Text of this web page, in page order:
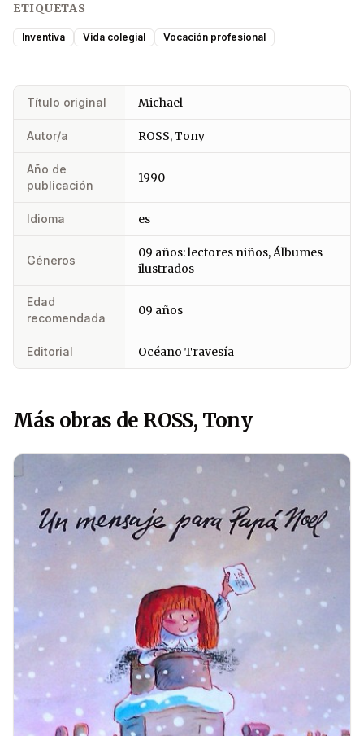
ETIQUETAS
Inventiva Vida colegial Vocación profesional
Título original Michael
Autor/a ROSS, Tony
Año de
publicación
1990
Idioma es
Géneros
09 años: lectores niños, Álbumes
ilustrados
Edad
recomendada
09 años
Editorial Océano Travesía
Más obras de ROSS, Tony